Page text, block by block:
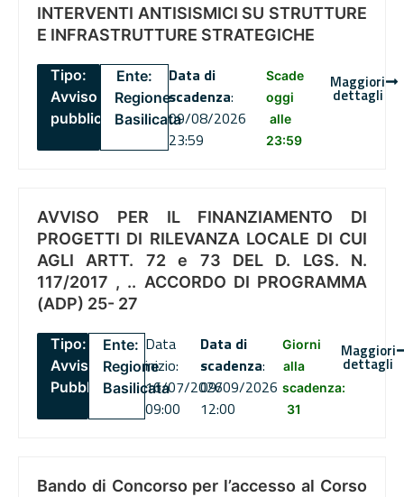
INTERVENTI ANTISISMICI SU STRUTTURE
E INFRASTRUTTURE STRATEGICHE
Tipo:
Avviso
pubblico
Ente:
Regione
Basilicata
Data di
scadenza:
09/08/2026
23:59
Scade
oggi
alle
23:59
Maggiori
dettagli
AVVISO PER IL FINANZIAMENTO DI
PROGETTI DI RILEVANZA LOCALE DI CUI
AGLI ARTT. 72 e 73 DEL D. LGS. N.
117/2017 , .. ACCORDO DI PROGRAMMA
(ADP) 25- 27
Tipo:
Avviso
Pubblico
Ente:
Regione
Basilicata
Data
inizio:
16/07/2026
09:00
Data di
scadenza:
09/09/2026
12:00
Giorni
alla
scadenza:
31
Maggiori
dettagli
Bando di Concorso per l’accesso al Corso